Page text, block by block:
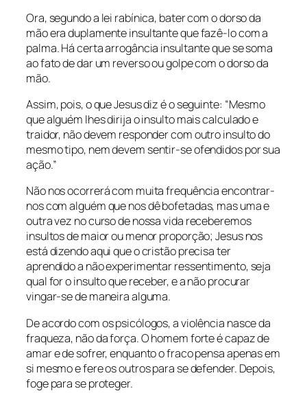
Ora, segundo a lei rabínica, bater com o dorso da
mão era duplamente insultante que fazê-lo com a
palma. Há certa arrogância insultante que se soma
ao fato de dar um reverso ou golpe com o dorso da
mão.
Assim, pois, o que Jesus diz é o seguinte: “Mesmo
que alguém lhes dirija o insulto mais calculado e
traidor, não devem responder com outro insulto do
mesmo tipo, nem devem sentir-se ofendidos por sua
ação.”
Não nos ocorrerá com muita frequência encontrar-
nos com alguém que nos dê bofetadas, mas uma e
outra vez no curso de nossa vida receberemos
insultos de maior ou menor proporção; Jesus nos
está dizendo aqui que o cristão precisa ter
aprendido a não experimentar ressentimento, seja
qual for o insulto que receber, e a não procurar
vingar-se de maneira alguma.
De acordo com os psicólogos, a violência nasce da
fraqueza, não da força. O homem forte é capaz de
amar e de sofrer, enquanto o fraco pensa apenas em
si mesmo e fere os outros para se defender. Depois,
foge para se proteger.